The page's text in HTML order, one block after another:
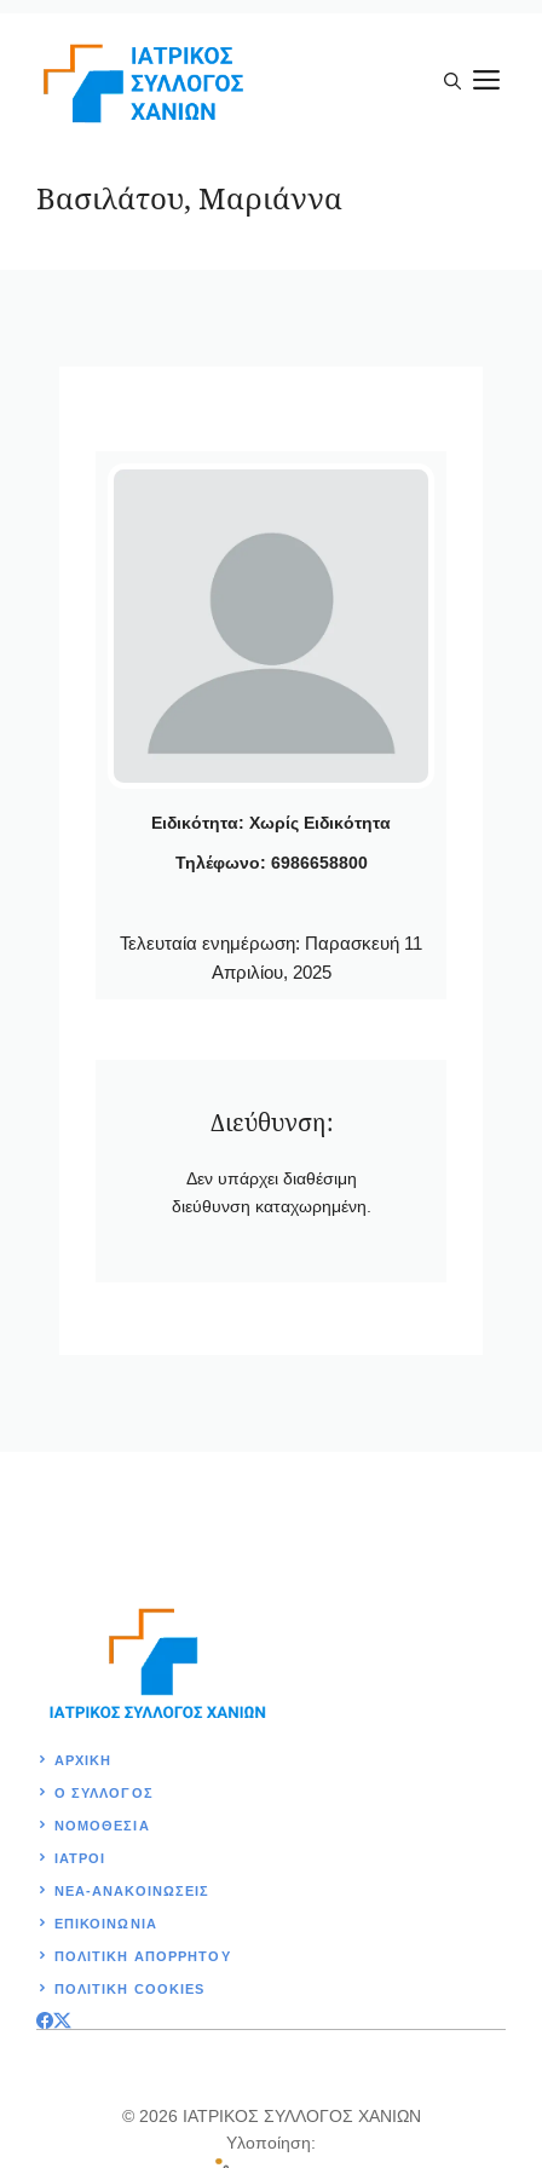
περιεχόμενο
Βασιλάτου, Μαριάννα
Ειδικότητα: Χωρίς Ειδικότητα
Τηλέφωνο: 6986658800
Τελευταία ενημέρωση: Παρασκευή 11
Απριλίου, 2025
Διεύθυνση:
Δεν υπάρχει διαθέσιμη
διεύθυνση καταχωρημένη.
ΑΡΧΙΚΉ
Ο ΣΥΛΛΟΓΟΣ
ΝΟΜΟΘΕΣΊΑ
ΙΑΤΡΟΙ
ΝΕΑ-ΑΝΑΚΟΙΝΩΣΕΙΣ
ΕΠΙΚΟΙΝΩΝΊΑ
ΠΟΛΙΤΙΚΉ ΑΠΟΡΡΗΤΟΥ
ΠΟΛΙΤΙΚΗ COOKIES
© 2026 ΙΑΤΡΙΚΟΣ ΣΥΛΛΟΓΟΣ ΧΑΝΙΩΝ
Υλοποίηση: